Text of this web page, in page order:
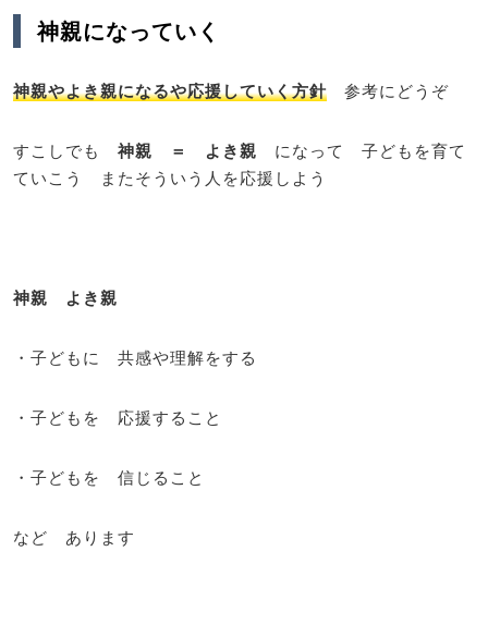
神親になっていく
神親やよき親になるや応援していく方針 参考にどうぞ
すこしでも 神親 ＝ よき親 になって 子どもを育て
ていこう またそういう人を応援しよう
神親 よき親
・子どもに 共感や理解をする
・子どもを 応援すること
・子どもを 信じること
など あります